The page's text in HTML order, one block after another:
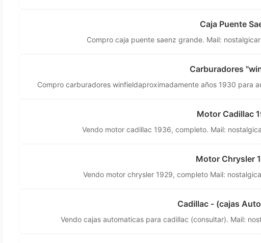
Caja Puente
Compro caja puente saenz grande. Mail:
Carburadores
Compro carburadores winfieldaproximadamente años 1930 para
Motor Cadillac
Vendo motor cadillac 1936, completo. Mail:
Motor Chrysler
Vendo motor chrysler 1929, completo Mail:
Cadillac - (cajas
Vendo cajas automaticas para cadillac (consultar). Mail: